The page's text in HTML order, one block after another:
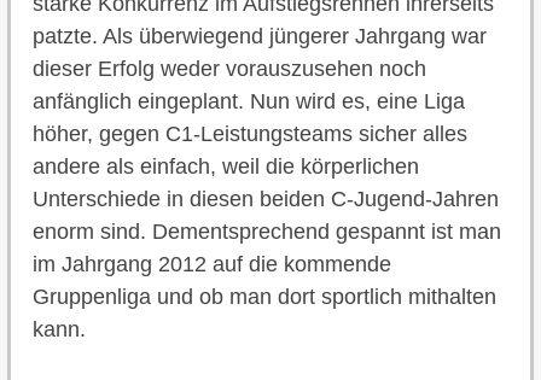
patzte. Als überwiegend jüngerer Jahrgang war
dieser Erfolg weder vorauszusehen noch
anfänglich eingeplant. Nun wird es, eine Liga
höher, gegen C1-Leistungsteams sicher alles
andere als einfach, weil die körperlichen
Unterschiede in diesen beiden C-Jugend-Jahren
enorm sind. Dementsprechend gespannt ist man
im Jahrgang 2012 auf die kommende
Gruppenliga und ob man dort sportlich mithalten
kann.